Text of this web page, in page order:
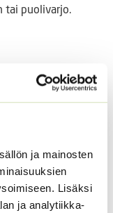
ja mainosten
Lisäksi
ja analytiikka-
tai puolivarjo.